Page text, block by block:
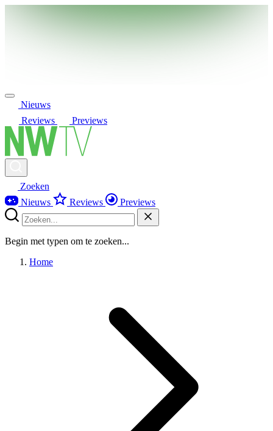
Nieuws
Reviews
Previews
Zoeken
Nieuws
Reviews Previews
Begin met typen om te zoeken...
Home